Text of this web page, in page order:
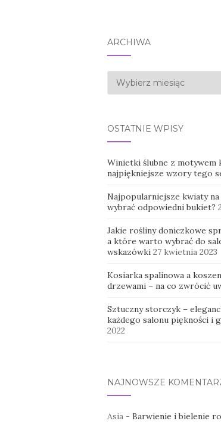
ARCHIWA
Archiwa
OSTATNIE WPISY
Winietki ślubne z motywem
najpiękniejsze wzory tego
Najpopularniejsze kwiaty
wybrać odpowiedni bukiet?
Jakie rośliny doniczkowe
a które warto wybrać do
wskazówki 27 kwietnia 2023
Kosiarka spalinowa a
drzewami – na co zwrócić
Sztuczny storczyk –
każdego salonu piękności i
2022
NAJNOWSZE
Asia- Barwienie i bielenie